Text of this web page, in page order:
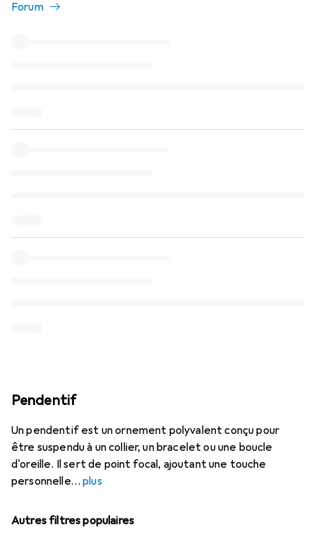
Forum
Pendentif
Un pendentif est un ornement polyvalent conçu pour
être suspendu à un collier, un bracelet ou une boucle
d'oreille. Il sert de point focal, ajoutant une touche
personnelle
plus
Autres filtres populaires